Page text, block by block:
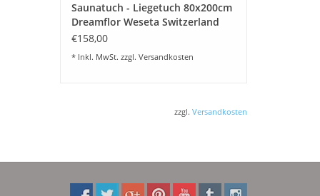
Saunatuch - Liegetuch 80x200cm
Dreamflor Weseta Switzerland
€158,00
* Inkl. MwSt. zzgl. Versandkosten
zzgl. Versandkosten